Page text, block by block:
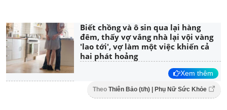
Biết chồng và ô sin qua lại hàng
đêm, thấy vợ vắng nhà lại vội vàng
'lao tới', vợ làm một việc khiến cả
hai phát hoảng
Xem thêm
Theo Thiên Bảo (t/h) | Phụ Nữ Sức Khỏe